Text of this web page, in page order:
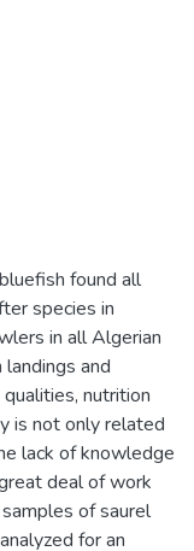
found all
species in
in all Algerian
and
nutrition
is not only related
lack of knowledge
deal of work
of saurel
for an